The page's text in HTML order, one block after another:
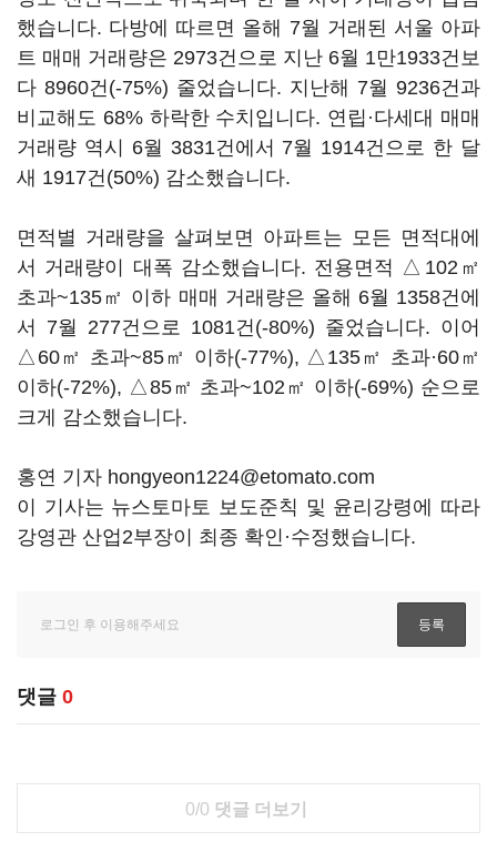
했습니다. 다방에 따르면 올해 7월 거래된 서울 아파
트 매매 거래량은 2973건으로 지난 6월 1만1933건보
다 8960건(-75%) 줄었습니다. 지난해 7월 9236건과
비교해도 68% 하락한 수치입니다. 연립·다세대 매매
거래량 역시 6월 3831건에서 7월 1914건으로 한 달
새 1917건(50%) 감소했습니다.
면적별 거래량을 살펴보면 아파트는 모든 면적대에
서 거래량이 대폭 감소했습니다. 전용면적 △102㎡
초과~135㎡ 이하 매매 거래량은 올해 6월 1358건에
서 7월 277건으로 1081건(-80%) 줄었습니다. 이어
△60㎡ 초과~85㎡ 이하(-77%), △135㎡ 초과·60㎡
이하(-72%), △85㎡ 초과~102㎡ 이하(-69%) 순으로
크게 감소했습니다.
홍연 기자 hongyeon1224@etomato.com
이 기사는 뉴스토마토 보도준칙 및 윤리강령에 따라
강영관 산업2부장이 최종 확인·수정했습니다.
댓글 0
0/0 댓글 더보기